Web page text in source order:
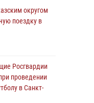
в СВО»
настольному
округом
поездку в
Росгвардии
проведении
в Санкт-